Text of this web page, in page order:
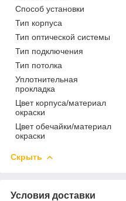
Способ установки
Тип корпуса
Тип оптической системы
Тип подключения
Тип потолка
Уплотнительная
прокладка
Цвет корпуса/материал
окраски
Цвет обечайки/материал
окраски
Скрыть
Условия доставки